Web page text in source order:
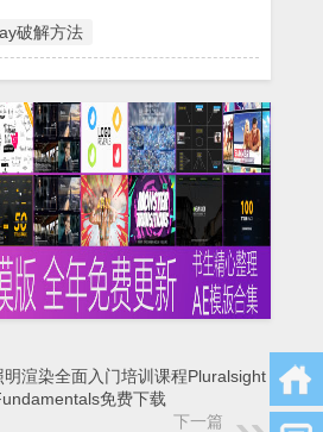
破解方法
渲染全面入门培训课程Pluralsight - 3ds
免费下载
下一篇